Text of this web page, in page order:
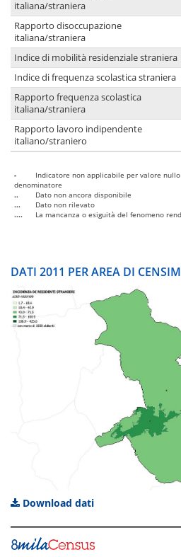
italiana/straniera
Rapporto disoccupazione
italiana/straniera
Indice di mobilità residenziale straniera
Indice di frequenza scolastica straniera
Rapporto frequenza scolastica
italiana/straniera
Rapporto lavoro indipendente
italiano/straniero
-
Indicatore non applicabile per valore
denominatore
..
Dato non ancora disponibile
...
Dato non rilevato
....
La mancanza o esiguità del fenomeno
DATI 2011 PER AREA DI
Download dati